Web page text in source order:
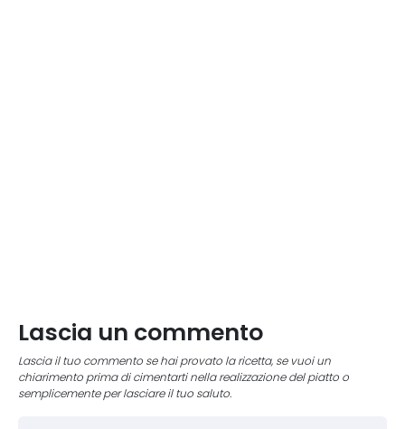
Lascia un commento
Lascia il tuo commento se hai provato la ricetta, se vuoi un
chiarimento prima di cimentarti nella realizzazione del piatto o
semplicemente per lasciare il tuo saluto.